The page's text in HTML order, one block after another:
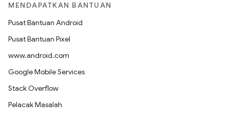
MENDAPATKAN BANTUAN
Pusat Bantuan Android
Pusat Bantuan Pixel
www.android.com
Google Mobile Services
Stack Overflow
Pelacak Masalah